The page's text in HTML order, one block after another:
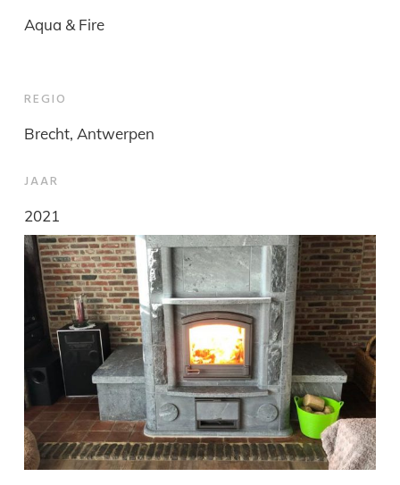
Aqua & Fire
REGIO
Brecht, Antwerpen
JAAR
2021